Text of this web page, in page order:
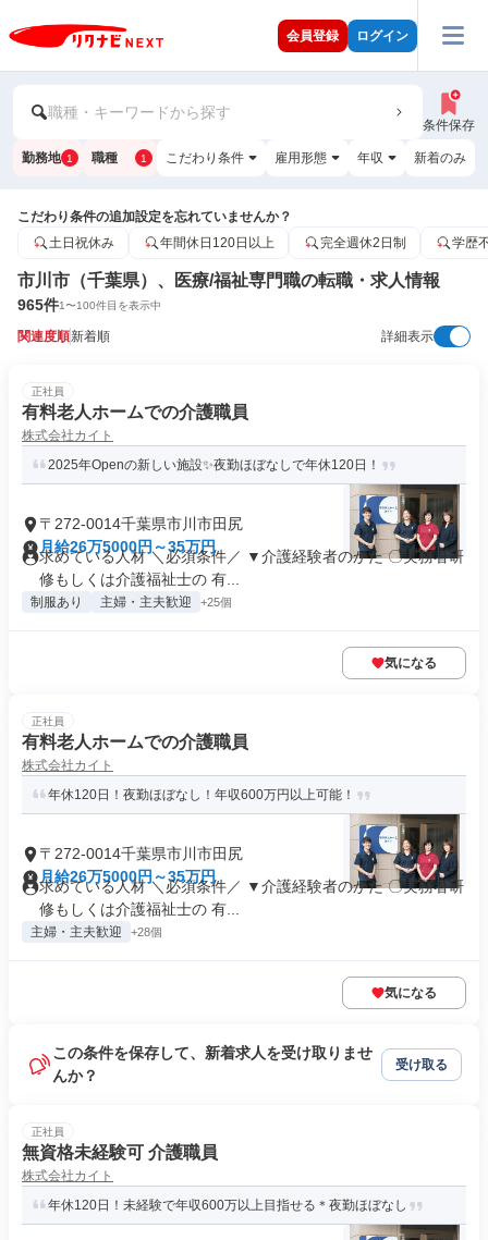
会員登録 ログイン
職種・キーワードから探す
条件保存
勤務地 1 職種 1 こだわり条件 雇用形態 年収 新着のみ
こだわり条件の追加設定を忘れていませんか？
土日祝休み
年間休日120日以上 完全週休2日制 学歴
市川市（千葉県）、医療/福祉専門職の転職・求人情報
965件1〜100件目を表示中
関連度順新着順 詳細表示
正社員
有料老人ホームでの介護職員
株式会社カイト
2025年Openの新しい施設✨夜勤ほぼなしで年休120日！
〒272-0014千葉県市川市田尻
月給26万5000円～35万円
求めている人材 ＼必須条件／ ▼介護経験者のかた 〇実務者研
修もしくは介護福祉士の 有...
制服あり 主婦・主夫歓迎 +25個
気になる
正社員
有料老人ホームでの介護職員
株式会社カイト
年休120日！夜勤ほぼなし！年収600万円以上可能！
〒272-0014千葉県市川市田尻
月給26万5000円～35万円
求めている人材 ＼必須条件／ ▼介護経験者のかた 〇実務者研
修もしくは介護福祉士の 有...
主婦・主夫歓迎 +28個
気になる
この条件を保存して、新着求人を受け取りませ
んか？
受け取る
正社員
無資格未経験可 介護職員
株式会社カイト
年休120日！未経験で年収600万以上目指せる＊夜勤ほぼなし